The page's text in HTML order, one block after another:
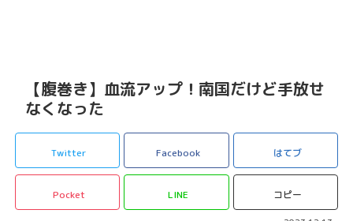
【腹巻き】血流アップ！南国だけど手放せ
なくなった
Twitter Facebook はてブ
Pocket LINE コピー